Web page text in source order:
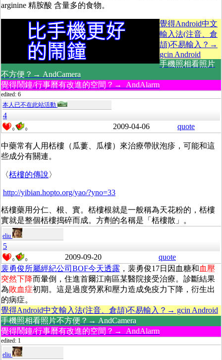
arginine 精胺酸 含量多的食物。
覺得Android中文
輸入法(注音、倉
頡)不易輸入？→
gcin Android
手機照相看照片
不方便？→ AndCamera
覺得鬧鐘/行事曆有改進的空間？→ AndAlarm
edited: 6
本人已不在此站活動
4
0 0 2009-04-06 quote
中藥常有人用栝樓（瓜蔞、瓜樓）來治療帶狀泡疹，可能和這
些成分有關連。
〈栝樓的傳說〉
http://yibian.hopto.org/yao/?yno=33
栝樓藥用分仁、根、實。栝樓根就是一般稱為天花粉的，栝樓
實就是整個栝樓搗碎而成。方劑的名稱是「栝樓散」。
eliu
5
0 0 2009-09-20
quote
裴勇俊所屬經紀公司BOF今天透露 ，裴勇俊17日因血糖和血壓
突然下降而暈倒，住進首爾江南區某醫院接受治療。診斷結果
為敗血症初期。這是過度勞累和壓力造成免疫力下降，衍生出
的病症。
覺得Android中文輸入法(注音、倉頡)不易輸入？→ gcin Android
手機照相看照片不方便？→ AndCamera
覺得鬧鐘/行事曆有改進的空間？→ AndAlarm
edited: 1
eliu